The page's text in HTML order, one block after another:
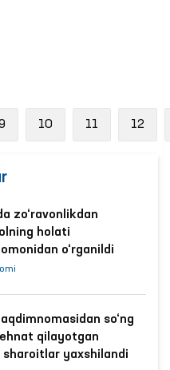
10 11 12
zo‘ravonlikdan
holati
o‘rganildi
so‘ng
qilayotgan
yaxshilandi